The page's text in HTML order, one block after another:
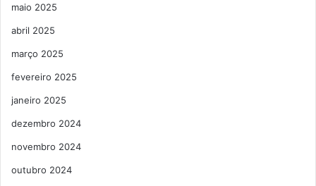
maio 2025
abril 2025
março 2025
fevereiro 2025
janeiro 2025
dezembro 2024
novembro 2024
outubro 2024